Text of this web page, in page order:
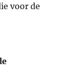
voor de